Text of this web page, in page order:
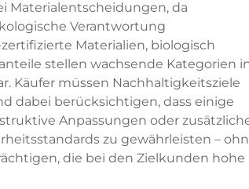
Materialentscheidungen, da
Verantwortung
Materialien, biologisch
stellen wachsende Kategorien
Käufer müssen Nachhaltigkeitsziele
dabei berücksichtigen, dass einige
Anpassungen oder
zu gewährleisten –
die bei den Zielkunden hohe